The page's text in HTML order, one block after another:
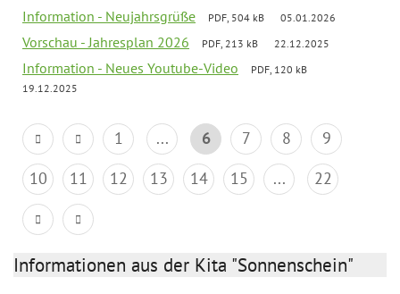
Information - Neujahrsgrüße PDF, 504 kB 05.01.2026
Vorschau - Jahresplan 2026 PDF, 213 kB 22.12.2025
Information - Neues Youtube-Video
PDF, 120 kB
19.12.2025
1 ... 6 7 8
9
10
11 12 13 14 15 ... 22
Informationen aus der Kita "Sonnenschein"